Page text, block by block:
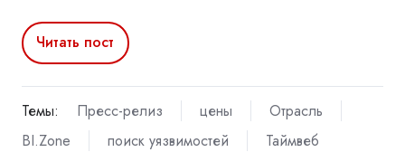
Читать пост
Темы: Пресс-релиз цены
Отрасль
BI.Zone
поиск уязвимостей Таймвеб